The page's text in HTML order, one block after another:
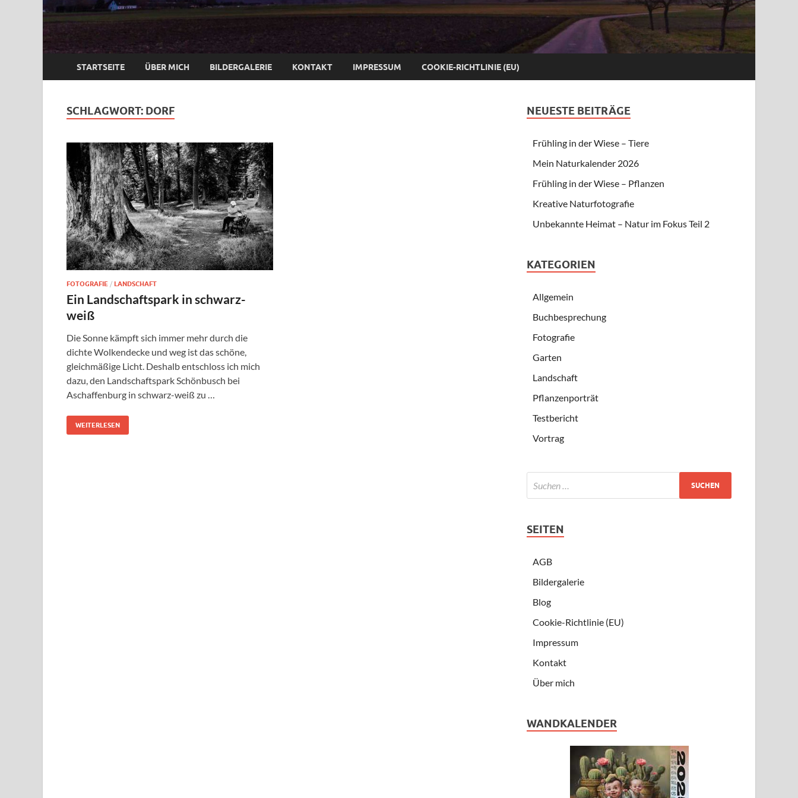
STARTSEITE ÜBER MICH BILDERGALERIE KONTAKT IMPRESSUM COOKIE-RICHTLINIE (EU)
SCHLAGWORT: DORF
FOTOGRAFIE / LANDSCHAFT
Ein Landschaftspark in schwarz-
weiß
Die Sonne kämpft sich immer mehr durch die
dichte Wolkendecke und weg ist das schöne,
gleichmäßige Licht. Deshalb entschloss ich mich
dazu, den Landschaftspark Schönbusch bei
Aschaffenburg in schwarz-weiß zu …
WEITERLESEN
NEUESTE BEITRÄGE
Frühling in der Wiese – Tiere
Mein Naturkalender 2026
Frühling in der Wiese – Pflanzen
Kreative Naturfotografie
Unbekannte Heimat – Natur im Fokus Teil 2
KATEGORIEN
Allgemein
Buchbesprechung
Fotografie
Garten
Landschaft
Pflanzenporträt
Testbericht
Vortrag
SEITEN
AGB
Bildergalerie
Blog
Cookie-Richtlinie (EU)
Impressum
Kontakt
Über mich
WANDKALENDER